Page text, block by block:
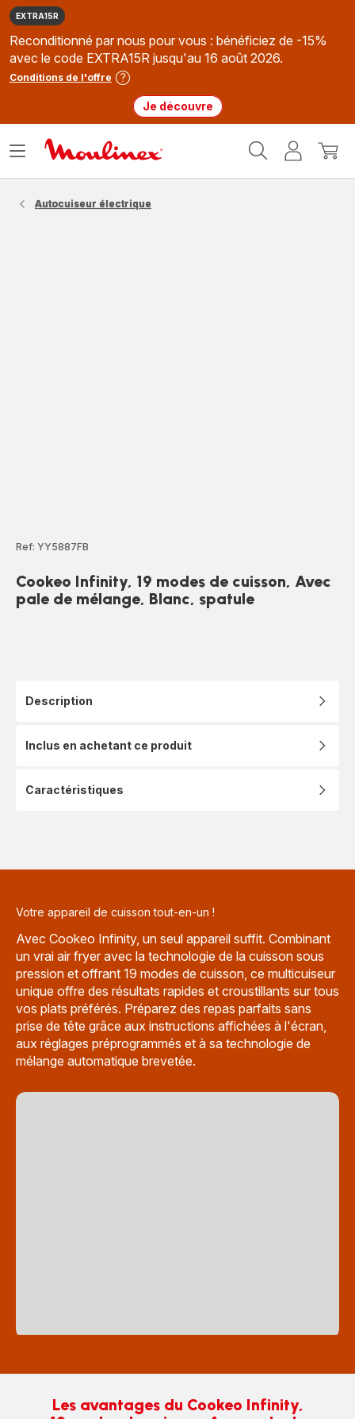
EXTRA15R
Reconditionné par nous pour vous : bénéficiez de -15%
avec le code EXTRA15R jusqu'au 16 août 2026.
Conditions de l'offre
Je découvre
MonMon
Ouvrir
Autocuiseur électrique
Ref: YY5887FB
Cookeo Infinity, 19 modes de cuisson, Avec
pale de mélange, Blanc, spatule
Description
Inclus en achetant ce produit
Caractéristiques
Votre appareil de cuisson tout-en-un !
Avec Cookeo Infinity, un seul appareil suffit. Combinant
un vrai air fryer avec la technologie de la cuisson sous
pression et offrant 19 modes de cuisson, ce multicuiseur
unique offre des résultats rapides et croustillants sur tous
vos plats préférés. Préparez des repas parfaits sans
prise de tête grâce aux instructions affichées à l'écran,
aux réglages préprogrammés et à sa technologie de
mélange automatique brevetée.
Les avantages du Cookeo Infinity,